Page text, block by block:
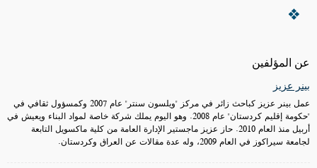
عن المؤلفين
بينر عزيز
عمل بينر عزيز كباحث زائر في مركز "ويلسون سنتر" عام 2007 وكمسؤول ثقافي في
"حكومة إقليم كردستان" عام 2008. وهو اليوم يملك شركة خاصة لمواد البناء ويعيش في
أربيل منذ العام 2010. حاز عزيز ماجستير الإدارة العامة من كلية ماكسويل التابعة
لجامعة سيراكوز في العام 2009، وله عدة مقالات عن العراق وكردستان.